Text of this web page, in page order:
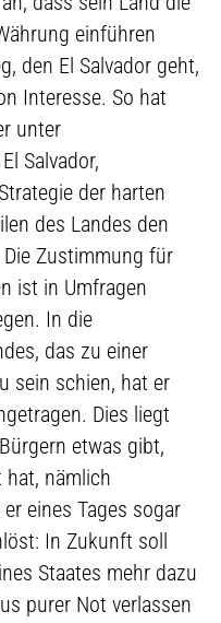
einführen
den El Salvador geht,
Interesse. So hat
unter
Salvador,
der harten
des Landes den
Zustimmung für
ist in Umfragen
In die
das zu einer
sein schien, hat er
Dies liegt
etwas gibt,
nämlich
eines Tages sogar
In Zukunft soll
Staates mehr dazu
purer Not verlassen